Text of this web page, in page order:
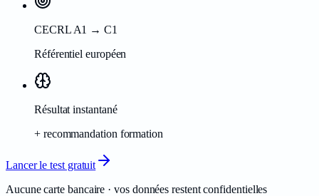
CECRL A1 → C1
Référentiel européen
Résultat instantané
+ recommandation formation
Lancer le test gratuit
Aucune carte bancaire · vos données restent confidentielles